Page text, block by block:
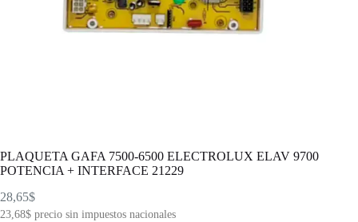
PLAQUETA GAFA 7500-6500 ELECTROLUX ELAV 9700
POTENCIA + INTERFACE 21229
28,65$
23,68$ precio sin impuestos nacionales